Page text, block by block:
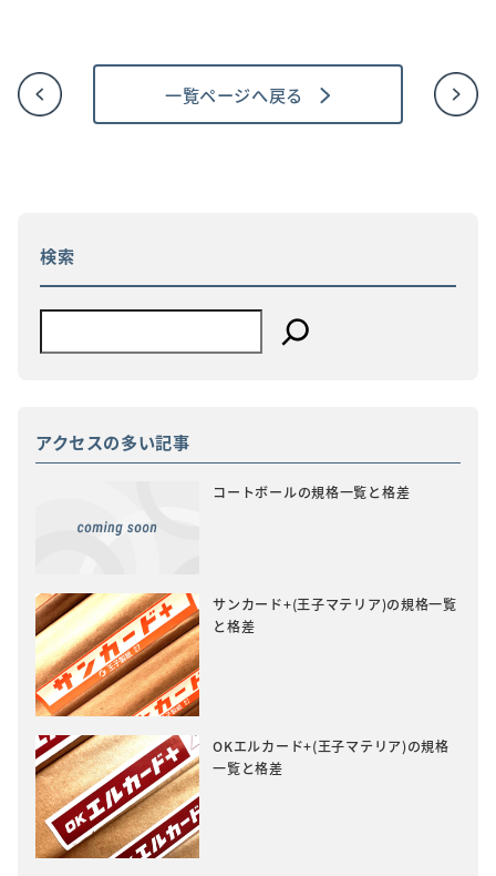
一覧ページへ戻る
検索
アクセスの多い記事
コートボールの規格一覧と格差
サンカード+(王子マテリア)の規格一覧
と格差
OKエルカード+(王子マテリア)の規格
一覧と格差